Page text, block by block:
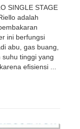
SINGLE STAGE
adalah
ini berfungsi
abu, gas buang,
tinggi yang
efisiensi ...